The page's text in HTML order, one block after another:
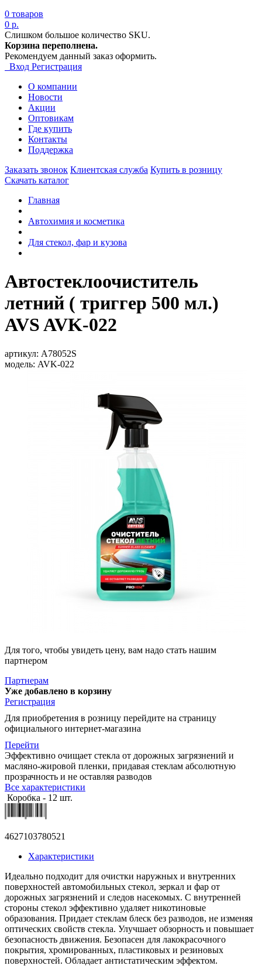
0 товаров
0 р.
Слишком большое количество SKU.
Корзина переполнена.
Рекомендуем данный заказ оформить.
Вход Регистрация
О компании
Новости
Акции
Оптовикам
Где купить
Контакты
Поддержка
Заказать звонок Клиентская служба Купить в розницу
Скачать каталог
Главная
Автохимия и косметика
Для стекол, фар и кузова
Автостеклоочиститель
летний ( триггер 500 мл.)
AVS AVK-022
артикул: A78052S
модель: AVK-022
Для того, чтобы увидеть цену, вам надо стать нашим
партнером
Партнерам
Уже добавлено в корзину
Регистрация
Для приобретения в розницу перейдите на страницу
официального интернет-магазина
Перейти
Эффективно очищает стекла от дорожных загрязнений и
масляно-жировой пленки, придавая стеклам абсолютную
прозрачность и не оставляя разводов
Все характеристики
Коробка - 12 шт.
4627103780521
Характеристики
Идеально подходит для очистки наружных и внутренних
поверхностей автомобильных стекол, зеркал и фар от
дорожных загрязнений и следов насекомых. С внутренней
стороны стекол эффективно удаляет никотиновые
образования. Придает стеклам блеск без разводов, не изменяя
оптических свойств стекла. Улучшает обзорность и повышает
безопасность движения. Безопасен для лакокрасочного
покрытия, хромированных, пластиковых и резиновых
поверхностей. Обладает антистатическим эффектом.